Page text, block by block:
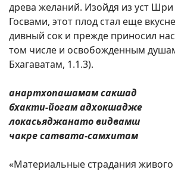
древа желаний. Изойдя из уст
Госвами, этот плод стал еще
дивный сок и прежде приносил
том числе и освобожденным
Бхагаватам, 1.1.3).
анартхопашамам сакшад
бхакти-йогам адхокшадже
локасьяджанато видвамш
чакре сатвата-самхитам
«Материальные страдания живого